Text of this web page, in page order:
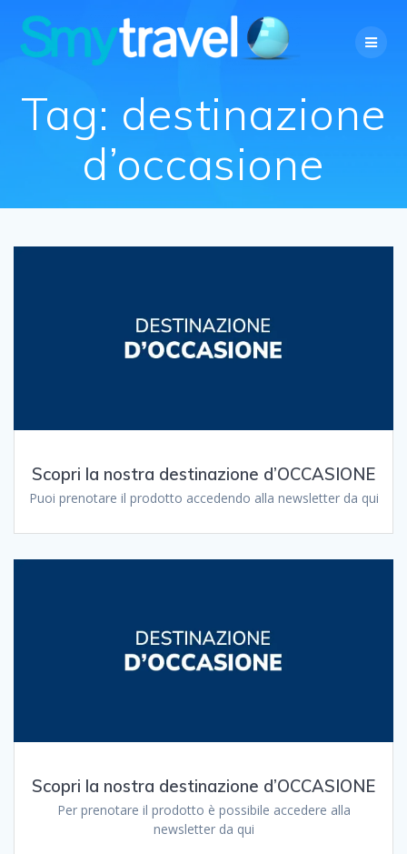
al
contenuto
Tag: destinazione
d’occasione
Scopri la nostra destinazione d’OCCASIONE
Puoi prenotare il prodotto accedendo alla newsletter da qui
Scopri la nostra destinazione d’OCCASIONE
Per prenotare il prodotto è possibile accedere alla
newsletter da qui